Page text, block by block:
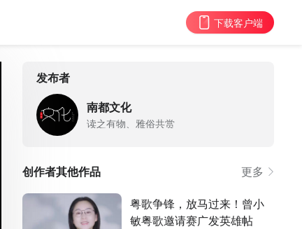
下载客户端
发布者
南都文化
读之有物、雅俗共赏
创作者其他作品
更多
粤歌争锋，放马过来！曾小
敏粤歌邀请赛广发英雄帖